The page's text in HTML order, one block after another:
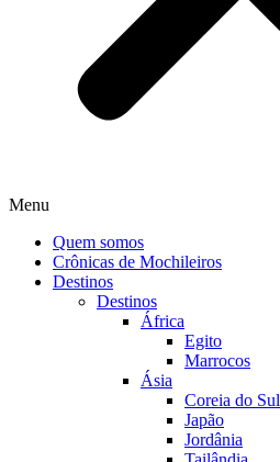
Menu
Quem somos
Crônicas de Mochileiros
Destinos
Destinos
África
Egito
Marrocos
Ásia
Coreia do Sul
Japão
Jordânia